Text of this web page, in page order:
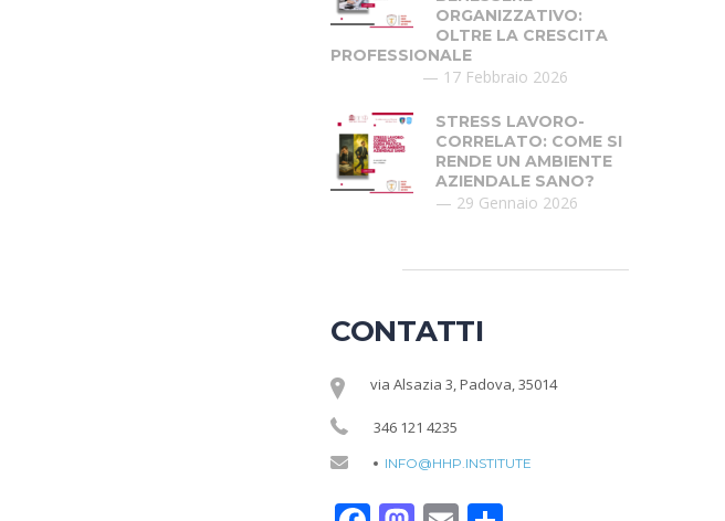
ORGANIZZATIVO:
OLTRE LA CRESCITA
PROFESSIONALE
17 Febbraio 2026
STRESS LAVORO-
CORRELATO: COME SI
RENDE UN AMBIENTE
AZIENDALE SANO?
29 Gennaio 2026
CONTATTI
via Alsazia 3, Padova, 35014
346 121 4235
INFO@HHP.INSTITUTE